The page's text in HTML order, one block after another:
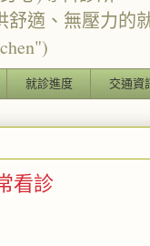
適、無壓力的
就診進度 交通資
看診